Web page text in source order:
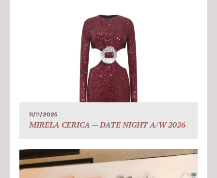
11/11/2025
MIRELA CERICA — DATE NIGHT A/W 2026